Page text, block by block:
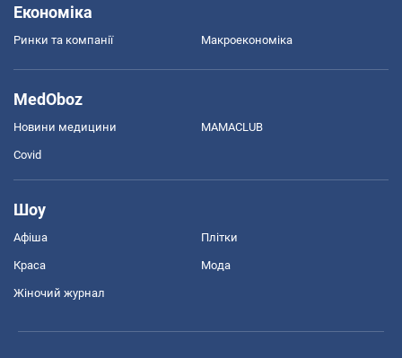
Економіка
Ринки та компанії Макроекономіка
MedOboz
Новини медицини MAMACLUB
Covid
Шоу
Афіша Плітки
Краса Мода
Жіночий журнал